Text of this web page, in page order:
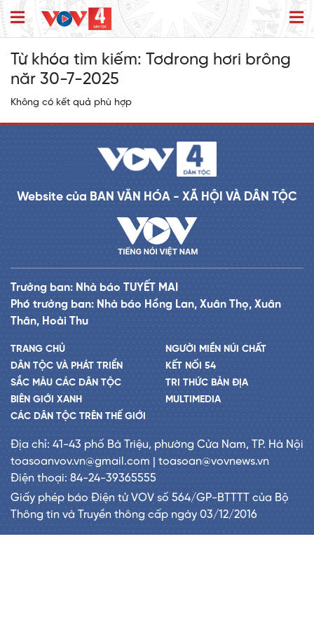
Từ khóa tìm kiếm: Tơdrong hơri brông
năr 30-7-2025
Không có kết quả phù hợp
Website của BAN VĂN HÓA - XÃ HỘI VÀ DÂN TỘC
Trưởng ban: Nhà báo TUYẾT MAI
Phó trưởng ban: Nhà báo Hồng Lan, Xuân Thọ, Xuân
Thân, Hoài Thu
TRANG CHỦ
DÂN TỘC VÀ PHÁT TRIỂN
SẮC MÀU CÁC DÂN TỘC
BIÊN GIỚI XANH
CÁC DÂN TỘC TRÊN THẾ GIỚI
NGƯỜI MIỀN NÚI CHẤT
KẾT NỐI 54
TRI THỨC BẢN ĐỊA
MULTIMEDIA
Địa chỉ: 41-43 phố Bà Triệu, phường Cửa Nam, TP. Hà Nội
toasoanvov.vn@gmail.com | toasoan@vovnews.vn
Điện thoại: 84-24-39365555
Giấy phép báo Điện tử VOV số 564/GP-BTTTT của Bộ
Thông tin và Truyền thông cấp ngày 03/12/2016